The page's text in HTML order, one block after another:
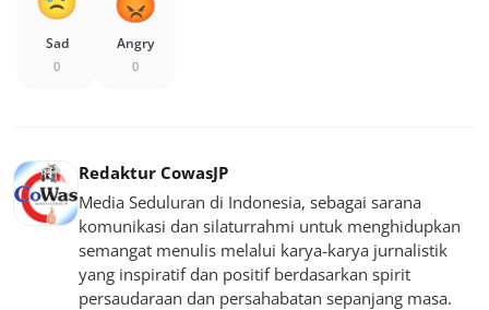
Sad
0
Angry
0
Redaktur CowasJP
Media Seduluran di Indonesia, sebagai sarana
komunikasi dan silaturrahmi untuk menghidupkan
semangat menulis melalui karya-karya jurnalistik
yang inspiratif dan positif berdasarkan spirit
persaudaraan dan persahabatan sepanjang masa.